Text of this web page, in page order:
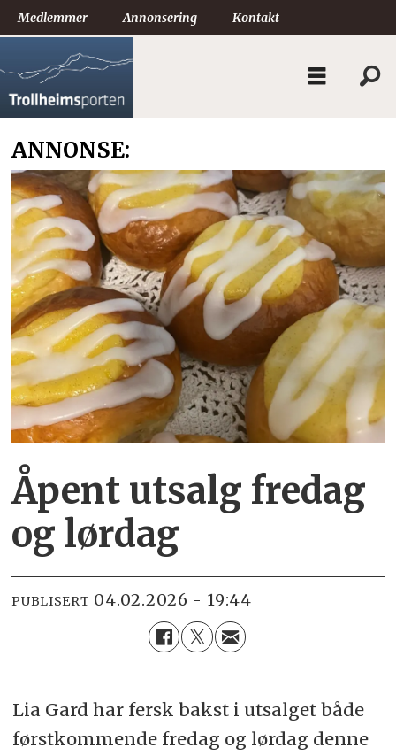
Medlemmer Annonsering Kontakt
ANNONSE:
Åpent utsalg fredag
og lørdag
PUBLISERT 04.02.2026 - 19:44
Lia Gard har fersk bakst i utsalget både
førstkommende fredag og lørdag denne